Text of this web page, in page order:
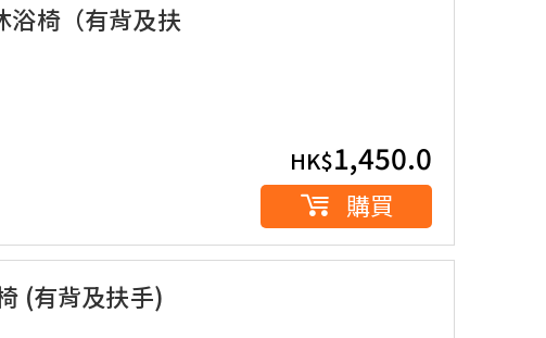
浴椅（有背及扶
HK$1,450.0
購買
(有背及扶手)